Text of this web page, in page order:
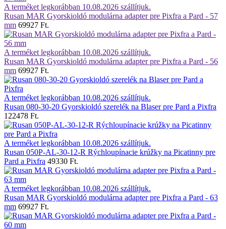
A terméket legkorábban 10.08.2026 szállítjuk.
Rusan MAR Gyorskioldó modulárna adapter pre Pixfra a Pard - 57
mm 69927 Ft.
A terméket legkorábban 10.08.2026 szállítjuk.
Rusan MAR Gyorskioldó modulárna adapter pre Pixfra a Pard - 56
mm 69927 Ft.
A terméket legkorábban 10.08.2026 szállítjuk.
Rusan 080-30-20 Gyorskioldó szerelék na Blaser pre Pard a Pixfra
122478 Ft.
A terméket legkorábban 10.08.2026 szállítjuk.
Rusan 050P-AL-30-12-R Rýchloupínacie krúžky na Picatinny pre
Pard a Pixfra 49330 Ft.
A terméket legkorábban 10.08.2026 szállítjuk.
Rusan MAR Gyorskioldó modulárna adapter pre Pixfra a Pard - 63
mm 69927 Ft.